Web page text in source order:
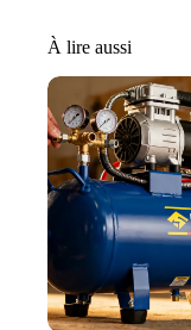
À lire aussi